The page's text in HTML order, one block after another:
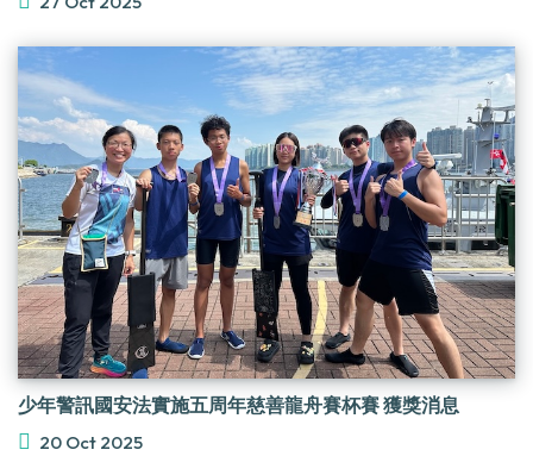
少年警訊國安法實施五周年慈善龍舟賽杯賽 獲獎消息
20 Oct 2025